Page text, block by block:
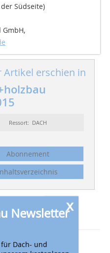
Südseite)
GmbH,
Artikel erschien in
Ressort: DACH
Abonnement
x
Newsletter
Dach- und
Artikel: